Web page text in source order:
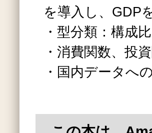
を導入し、GDP
・型分類：構成
・消費関数、投
・国内データへ